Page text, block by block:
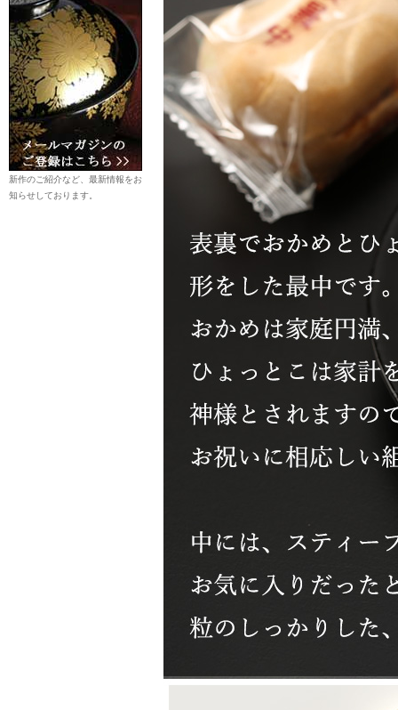
新作のご紹介など、最新情報をお
知らせしております。